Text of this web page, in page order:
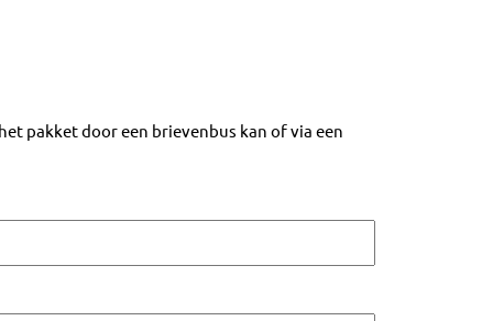
pakket door een brievenbus kan of via een